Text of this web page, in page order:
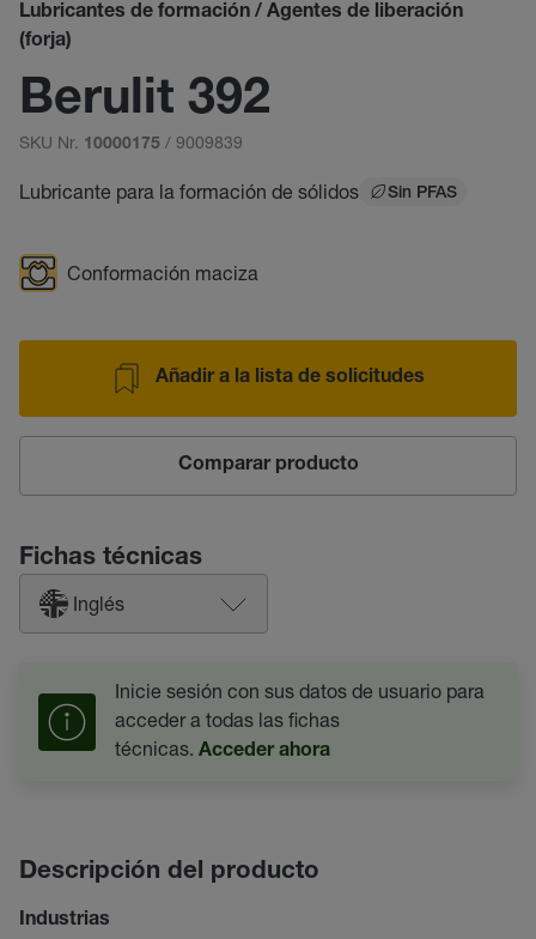
Lubricantes de formación / Agentes de liberación
(forja)
Berulit 392
SKU Nr. 10000175 / 9009839
Lubricante para la formación de sólidos Sin PFAS
Conformación maciza
Añadir a la lista de solicitudes
Comparar producto
Fichas técnicas
Inglés
Inicie sesión con sus datos de usuario para
acceder a todas las fichas
técnicas. Acceder ahora
Descripción del producto
Industrias